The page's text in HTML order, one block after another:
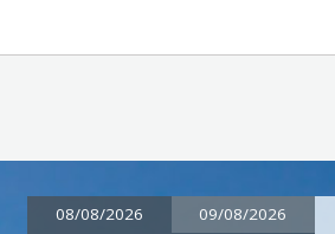
08/08/2026 09/08/2026